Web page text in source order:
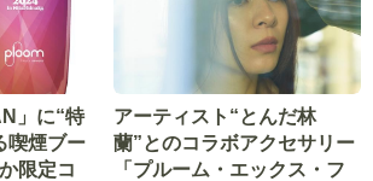
」に“特
喫煙ブー
限定コ
アーティスト“とんだ林
蘭”とのコラボアクセサリー
「プルーム・エックス・フ